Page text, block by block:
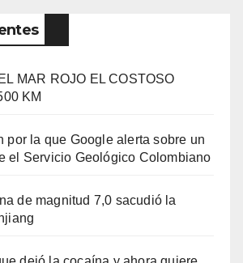
MAR ROJO EL COSTOSO
KM
por la que Google alerta sobre un
el Servicio Geológico Colombiano
de magnitud 7,0 sacudió la